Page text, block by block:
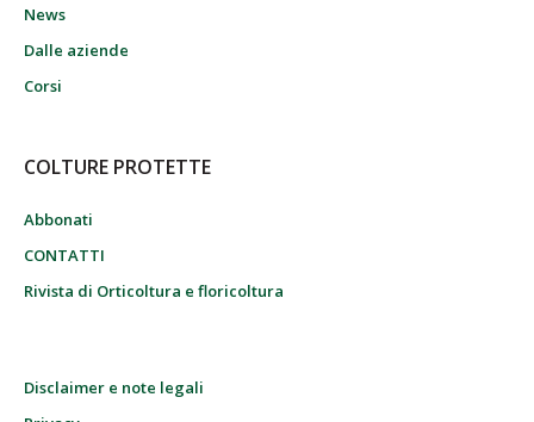
News
Dalle aziende
Corsi
COLTURE PROTETTE
Abbonati
CONTATTI
Rivista di Orticoltura e floricoltura
Disclaimer e note legali